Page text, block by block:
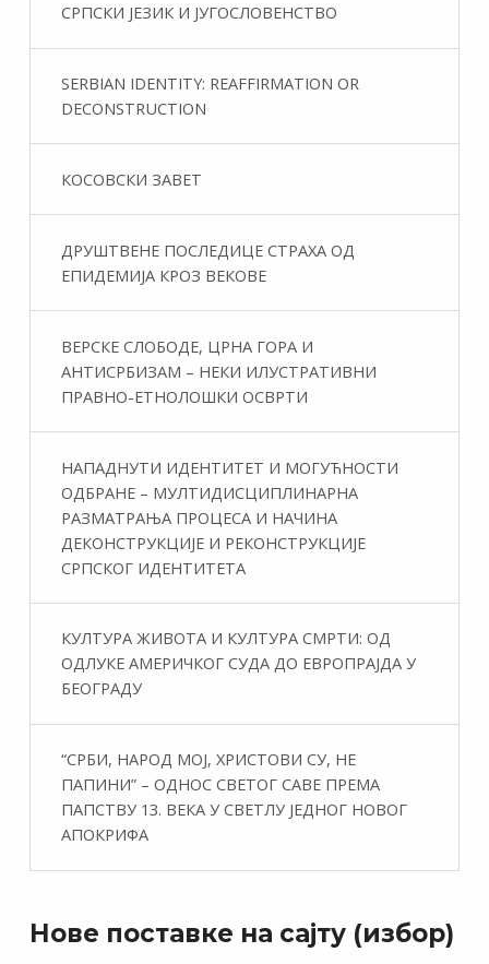
СРПСКИ ЈЕЗИК И ЈУГОСЛОВЕНСТВО
SERBIAN IDENTITY: REAFFIRMATION OR
DECONSTRUCTION
КОСОВСКИ ЗАВЕТ
ДРУШТВЕНЕ ПОСЛЕДИЦЕ СТРАХА ОД
ЕПИДЕМИЈА КРОЗ ВЕКОВЕ
ВЕРСКЕ СЛОБОДЕ, ЦРНА ГОРА И
АНТИСРБИЗАМ – НЕКИ ИЛУСТРАТИВНИ
ПРАВНО-ЕТНОЛОШКИ ОСВРТИ
НАПАДНУТИ ИДЕНТИТЕТ И МОГУЋНОСТИ
ОДБРАНЕ – МУЛТИДИСЦИПЛИНАРНА
РАЗМАТРАЊА ПРОЦЕСА И НАЧИНА
ДЕКОНСТРУКЦИЈЕ И РЕКОНСТРУКЦИЈЕ
СРПСКОГ ИДЕНТИТЕТА
КУЛТУРА ЖИВОТА И КУЛТУРА СМРТИ: ОД
ОДЛУКЕ АМЕРИЧКОГ СУДА ДО ЕВРОПРАЈДА У
БЕОГРАДУ
“СРБИ, НАРОД МОЈ, ХРИСТОВИ СУ, НЕ
ПАПИНИ” – ОДНОС СВЕТОГ САВЕ ПРЕМА
ПАПСТВУ 13. ВЕКА У СВЕТЛУ ЈЕДНОГ НОВОГ
АПОКРИФА
Нове поставке на сајту (избор)